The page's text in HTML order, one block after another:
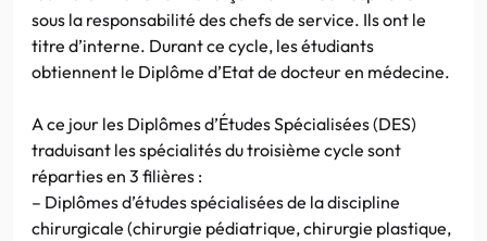
sous la responsabilité des chefs de service. Ils ont le
titre d’interne. Durant ce cycle, les étudiants
obtiennent le Diplôme d’Etat de docteur en médecine.
A ce jour les Diplômes d’Études Spécialisées (DES)
traduisant les spécialités du troisième cycle sont
réparties en 3 filières :
– Diplômes d’études spécialisées de la discipline
chirurgicale (chirurgie pédiatrique, chirurgie plastique,